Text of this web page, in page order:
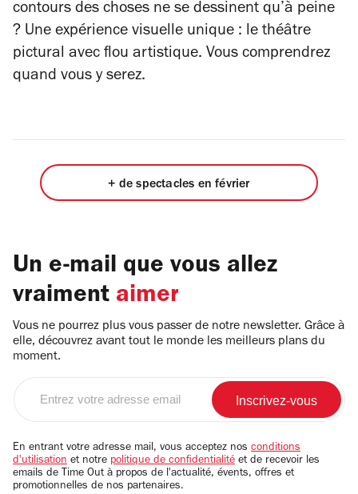
contours des choses ne se dessinent qu’à peine
? Une expérience visuelle unique : le théâtre
pictural avec flou artistique. Vous comprendrez
quand vous y serez.
+ de spectacles en février
Un e-mail que vous allez
vraiment aimer
Vous ne pourrez plus vous passer de notre newsletter. Grâce à
elle, découvrez avant tout le monde les meilleurs plans du
moment.
email
En entrant votre adresse mail, vous acceptez nos conditions
d'utilisation et notre politique de confidentialité et de recevoir les
emails de Time Out à propos de l'actualité, évents, offres et
promotionnelles de nos partenaires.